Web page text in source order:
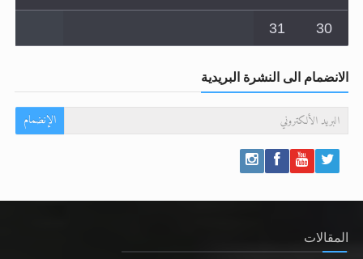
30
31
الانضمام الى النشرة البريدية
الإنضمام
المقالات